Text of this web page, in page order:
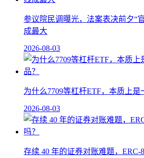
参议院民调曝光，法案表决前夕“
成最大
2026-08-03
为什么7709等杠杆ETF，本质上是
2026-08-03
存续 40 年的证券对账难题，ERC-